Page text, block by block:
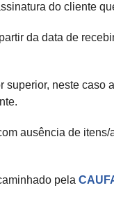
do cliente
da data de
superior, neste caso
ausência de
pela